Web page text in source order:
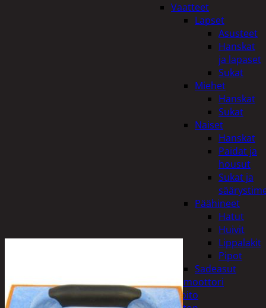
Vaatteet
Lapset
Asusteet
Hanskat
ja lapaset
Sukat
Miehet
Hanskat
Sukat
Naiset
Hanskat
Paidat ja
housut
Sukat ja
Päähineet
Hatut
Huivit
Lippalakit
Pipot
Sadeasut
Auto, vene ja moottori
Autonhoito